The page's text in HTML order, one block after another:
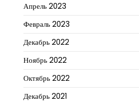
Апрель 2023
Февраль 2023
Декабрь 2022
Ноябрь 2022
Октябрь 2022
Декабрь 2021